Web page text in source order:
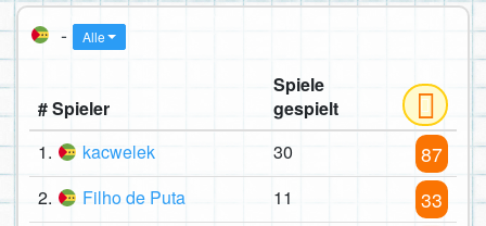
- Alle
# Spieler
Spiele
gespielt
1.
kacwelek 30 87
2. Filho de Puta 11 33